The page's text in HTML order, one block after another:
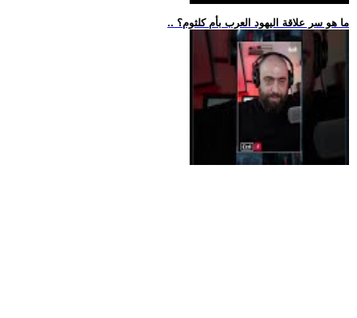
.. ما هو سر علاقة اليهود العرب بأم كلثوم؟